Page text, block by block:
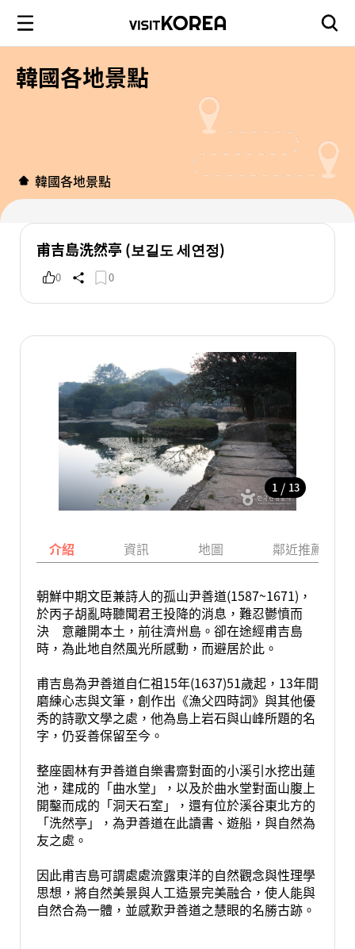
韓國各地景點
韓國各地景點
甫吉島洗然亭 (보길도 세연정)
0 0
1 / 13
介紹 資訊 地圖 鄰近推薦景點
朝鮮中期文臣兼詩人的孤山尹善道(1587~1671)，
於丙子胡亂時聽聞君王投降的消息，難忍鬱憤而
決 意離開本土，前往濟州島。卻在途經甫吉島
時，為此地自然風光所感動，而避居於此。
甫吉島為尹善道自仁祖15年(1637)51歲起，13年間
磨練心志與文筆，創作出《漁父四時詞》與其他優
秀的詩歌文學之處，他為島上岩石與山峰所題的名
字，仍妥善保留至今。
整座園林有尹善道自樂書齋對面的小溪引水挖出蓮
池，建成的「曲水堂」，以及於曲水堂對面山腹上
開鑿而成的「洞天石室」，還有位於溪谷東北方的
「洗然亭」，為尹善道在此讀書、遊船，與自然為
友之處。
因此甫吉島可謂處處流露東洋的自然觀念與性理學
思想，將自然美景與人工造景完美融合，使人能與
自然合為一體，並感歎尹善道之慧眼的名勝古跡。